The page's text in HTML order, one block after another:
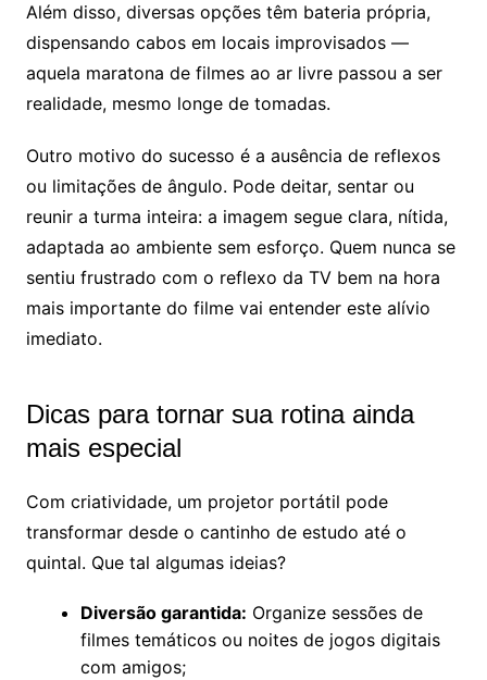
Além disso, diversas opções têm bateria própria,
dispensando cabos em locais improvisados —
aquela maratona de filmes ao ar livre passou a ser
realidade, mesmo longe de tomadas.
Outro motivo do sucesso é a ausência de reflexos
ou limitações de ângulo. Pode deitar, sentar ou
reunir a turma inteira: a imagem segue clara, nítida,
adaptada ao ambiente sem esforço. Quem nunca se
sentiu frustrado com o reflexo da TV bem na hora
mais importante do filme vai entender este alívio
imediato.
Dicas para tornar sua rotina ainda
mais especial
Com criatividade, um projetor portátil pode
transformar desde o cantinho de estudo até o
quintal. Que tal algumas ideias?
Diversão garantida: Organize sessões de
filmes temáticos ou noites de jogos digitais
com amigos;